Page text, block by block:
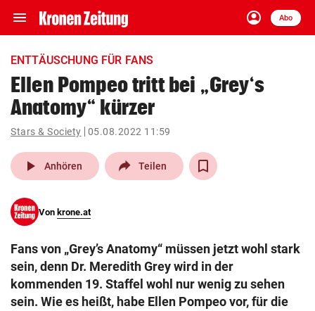
menu Navigation
ein-/ausklappen
account_circle
Anmelden
Abo
close Schließen
account_circle Anmelden
pin_drop
Wien arrow_right
search
eingeben
ENTTÄUSCHUNG FÜR FANS
Ellen Pompeo tritt bei „Grey‘s
Anatomy“ kürzer
Stars & Society 05.08.2022 11:59
play_arrow Anhören Teilen
Von krone.at
Fans von „Grey’s Anatomy“ müssen jetzt wohl stark
sein, denn Dr. Meredith Grey wird in der
kommenden 19. Staffel wohl nur wenig zu sehen
sein. Wie es heißt, habe Ellen Pompeo vor, für die